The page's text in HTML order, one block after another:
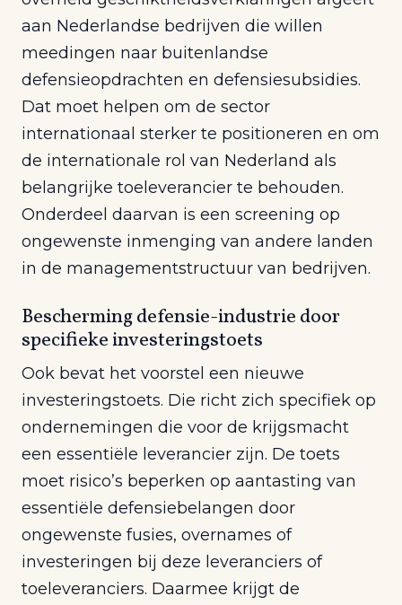
aan Nederlandse bedrijven die willen
meedingen naar buitenlandse
defensieopdrachten en defensiesubsidies.
Dat moet helpen om de sector
internationaal sterker te positioneren en om
de internationale rol van Nederland als
belangrijke toeleverancier te behouden.
Onderdeel daarvan is een screening op
ongewenste inmenging van andere landen
in de managementstructuur van bedrijven.
Bescherming defensie-industrie door
specifieke investeringstoets
Ook bevat het voorstel een nieuwe
investeringstoets. Die richt zich specifiek op
ondernemingen die voor de krijgsmacht
een essentiële leverancier zijn. De toets
moet risico’s beperken op aantasting van
essentiële defensiebelangen door
ongewenste fusies, overnames of
investeringen bij deze leveranciers of
toeleveranciers. Daarmee krijgt de